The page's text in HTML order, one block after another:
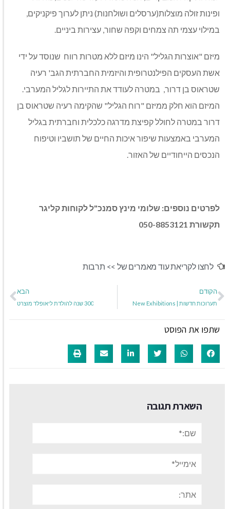
ופינות זולה מוצלות(ערסלים ושולחנות) ניתן לערוך פיקניקים,
במילוי עצמי תה צמחים וקפה שחור, עצירות ביניים.
מיזם "אוצרות הגליל" הינו מיזם ללא מטרות רווח שנוסד על ידי
אשת העסקים הפילנטרופית והיזמית החברתית הגב' רעיה
שטראוס בן דרור, במטרה לעודד את התיירות לגליל המערבי.
המיזם הוא חלק ממיזם "רוח הגליל" שהקימה רעיה שטראוס בן
דרור במטרה לחולל קפיצת מדרגה כלכלית וחברתית בגליל
המערבי באמצעות שיפור איכות החיים של תושביו וטיפוח
הנכסים הייחודיים של האזור.
לפרטים נוספים: שלומי מינץ סמנכ"ל לקוחות קליגר
תקשורת 050-8853121
לחצו לקריאת עוד מאמרים של >> תרבות
הקודם
תערוכות חדשות | New Exhibitions
הבא
300 שנה להולדת ליאופלד מוצרט
שתפו את הפוסט
השארת תגובה